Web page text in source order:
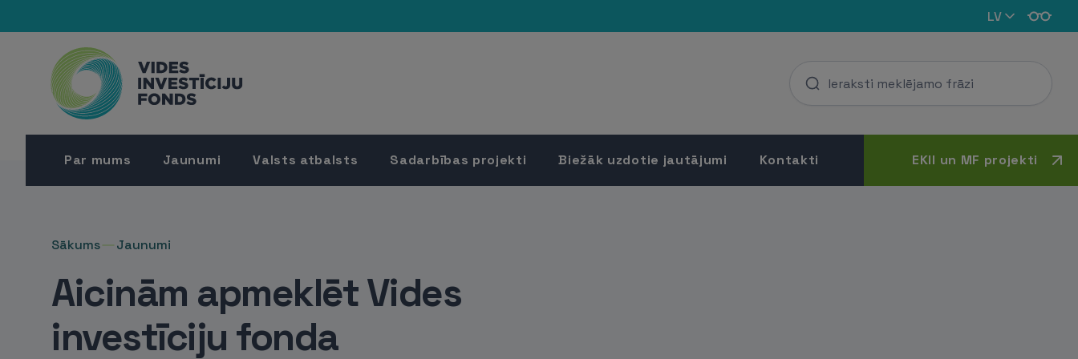
LV
Par mums Jaunumi Valsts atbalsts Sadarbības projekti Biežāk uzdotie jautājumi Kontakti EKII un MF projekti
Sākums Jaunumi
Aicinām apmeklēt Vides
investīciju fonda